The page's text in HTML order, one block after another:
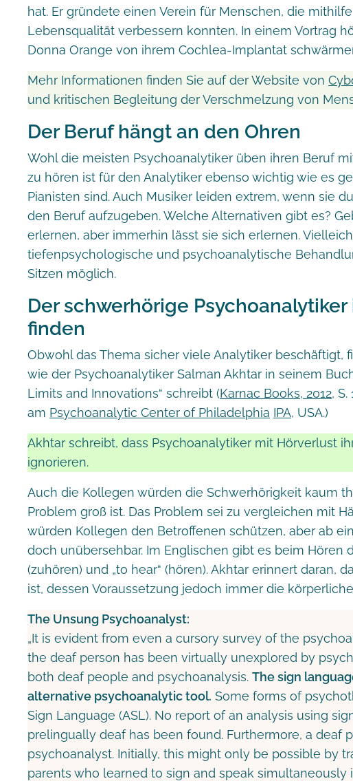
hat. Er gründete einen Verein für Menschen, die
Lebensqualität verbessern konnten. In einem Vortrag
Donna Orange von ihrem Cochlea-Implantat
Mehr Informationen finden Sie auf der Website von
und kritischen Begleitung der Verschmelzung von
Der Beruf hängt an den Ohren
Wohl die meisten Psychoanalytiker üben ihren Beruf
zu hören ist für den Analytiker ebenso wichtig wie es
Pianisten sind. Auch Musiker leiden extrem, wenn sie
den Beruf aufzugeben. Welche Alternativen gibt es?
erlernen, aber immerhin lässt sie sich erlernen.
tiefenpsychologische und psychoanalytische
Sitzen möglich.
Der schwerhörige
finden
Obwohl das Thema sicher viele Analytiker beschäftigt,
wie der Psychoanalytiker Salman Akhtar in seinem
Limits and Innovations“ schreibt (Karnac Books, 2012,
am Psychoanalytic Center of Philadelphia IPA, USA.)
Akhtar schreibt, dass Psychoanalytiker mit Hörverlust
ignorieren.
Auch die Kollegen würden die Schwerhörigkeit kaum
Problem groß ist. Das Problem sei zu vergleichen mit
würden Kollegen den Betroffenen schützen, aber ab
doch unübersehbar. Im Englischen gibt es beim Hören
(zuhören) und „to hear“ (hören). Akhtar erinnert daran,
ist, dessen Voraussetzung jedoch immer die
The Unsung Psychoanalyst:
„It is evident from even a cursory survey of the
the deaf person has been virtually unexplored by
both deaf people and psychoanalysis. The sign
alternative psychoanalytic tool. Some forms of
Sign Language (ASL). No report of an analysis using
prelingually deaf has been found. Furthermore, a deaf
psychoanalyst. Initially, this might only be possible by
parents who learned to sign and speak